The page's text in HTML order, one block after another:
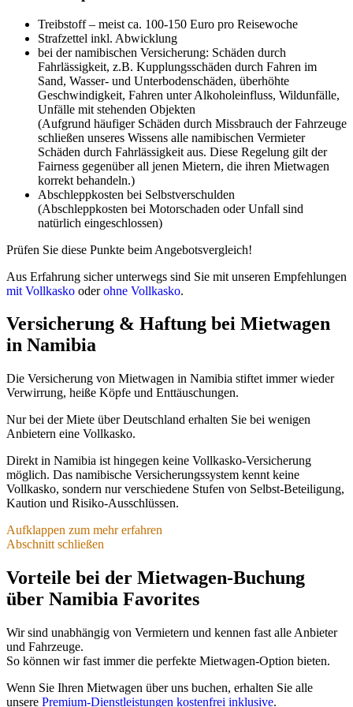
Treibstoff – meist ca. 100-150 Euro pro Reisewoche
Strafzettel inkl. Abwicklung
bei der namibischen Versicherung: Schäden durch
Fahrlässigkeit, z.B. Kupplungsschäden durch Fahren im
Sand, Wasser- und Unterbodenschäden, überhöhte
Geschwindigkeit, Fahren unter Alkoholeinfluss, Wildunfälle,
Unfälle mit stehenden Objekten
(Aufgrund häufiger Schäden durch Missbrauch der Fahrzeuge
schließen unseres Wissens alle namibischen Vermieter
Schäden durch Fahrlässigkeit aus. Diese Regelung gilt der
Fairness gegenüber all jenen Mietern, die ihren Mietwagen
korrekt behandeln.)
Abschleppkosten bei Selbstverschulden
(Abschleppkosten bei Motorschaden oder Unfall sind
natürlich eingeschlossen)
Prüfen Sie diese Punkte beim Angebotsvergleich!
Aus Erfahrung sicher unterwegs sind Sie mit unseren Empfehlungen
mit Vollkasko oderohne Vollkasko.
Versicherung & Haftung bei Mietwagen
in Namibia
Die Versicherung von Mietwagen in Namibia stiftet immer wieder
Verwirrung, heiße Köpfe und Enttäuschungen.
Nur bei der Miete über Deutschland erhalten Sie bei wenigen
Anbietern eine Vollkasko.
Direkt in Namibia ist hingegen keine Vollkasko-Versicherung
möglich. Das namibische Versicherungssystem kennt keine
Vollkasko, sondern nur verschiedene Stufen von Selbst-Beteiligung,
Kaution und Risiko-Ausschlüssen.
Selbstbeteiligung & Kaution
Je mehr Selbstbeteiligung Sie bei Schäden akzeptieren, desto
günstiger ist Ihre Fahrzeug-Miete.
Selbstbeteiligung auf alle Schäden. Das ist unabhängig davon, ob
Sie Schuld sind oder nicht.
(Denn in Namibia gibt es kein Fahrzeug-Haftpflichtsystem wie bei
Bei einigen Vermietern muss diese Selbstbeteiligung am Anfang der
Aufklappen zum mehr erfahren
Abschnitt schließen
Vorteile bei der Mietwagen-Buchung
über Namibia Favorites
Wir sind unabhängig von Vermietern und kennen fast alle Anbieter
und Fahrzeuge.
So können wir fast immer die perfekte Mietwagen-Option bieten.
Wenn Sie Ihren Mietwagen über uns buchen, erhalten Sie alle
unsere Premium-Dienstleistungen kostenfrei inklusive.